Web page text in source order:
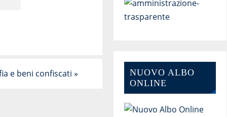
e beni confiscati »
NUOVO ALBO
ONLINE